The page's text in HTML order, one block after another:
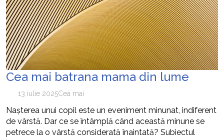
Cea mai batrana mama din lume
13 iulie 2025Cea mai
Nașterea unui copil este un eveniment minunat, indiferent
de vârstă. Dar ce se întâmplă când această minune se
petrece la o vârstă considerată înaintată? Subiectul